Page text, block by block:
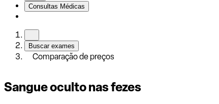
Consultas Médicas
Buscar exames
Comparação de preços
Sangue oculto nas fezes